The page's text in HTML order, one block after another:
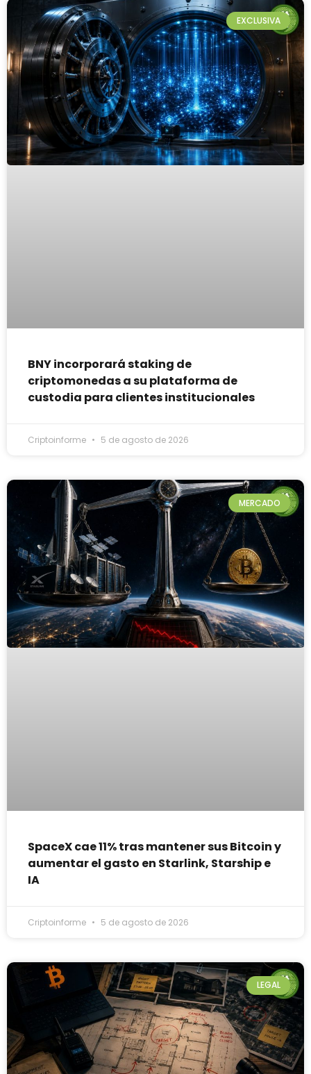
EXCLUSIVA
BNY incorporará staking de
criptomonedas a su plataforma de
custodia para clientes institucionales
Criptoinforme 5 de agosto de 2026
MERCADO
SpaceX cae 11% tras mantener sus Bitcoin y
aumentar el gasto en Starlink, Starship e
IA
Criptoinforme 5 de agosto de 2026
LEGAL